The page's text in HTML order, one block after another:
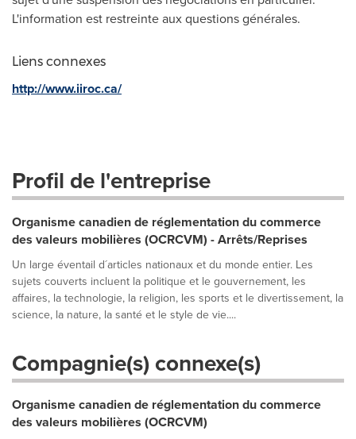
L'information est restreinte aux questions générales.
Liens connexes
http://www.iiroc.ca/
Profil de l'entreprise
Organisme canadien de réglementation du commerce
des valeurs mobilières (OCRCVM) - Arrêts/Reprises
Un large éventail d´articles nationaux et du monde entier. Les
sujets couverts incluent la politique et le gouvernement, les
affaires, la technologie, la religion, les sports et le divertissement, la
science, la nature, la santé et le style de vie....
Compagnie(s) connexe(s)
Organisme canadien de réglementation du commerce
des valeurs mobilières (OCRCVM)